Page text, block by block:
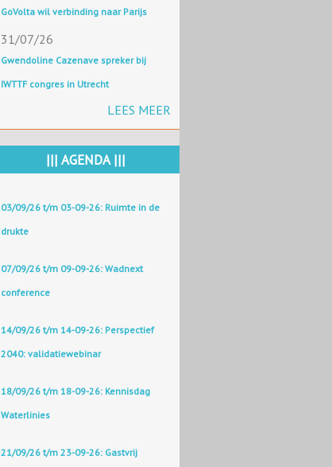
GoVolta wil verbinding naar Parijs
31/07/26
Gwendoline Cazenave spreker bij
IWTTF congres in Utrecht
LEES MEER
||| AGENDA |||
03/09/26 t/m 03-09-26: Ruimte in de
drukte
07/09/26 t/m 09-09-26: Wadnext
conference
14/09/26 t/m 14-09-26: Perspectief
2040: validatiewebinar
18/09/26 t/m 18-09-26: Kennisdag
Waterlinies
21/09/26 t/m 23-09-26: Gastvrij